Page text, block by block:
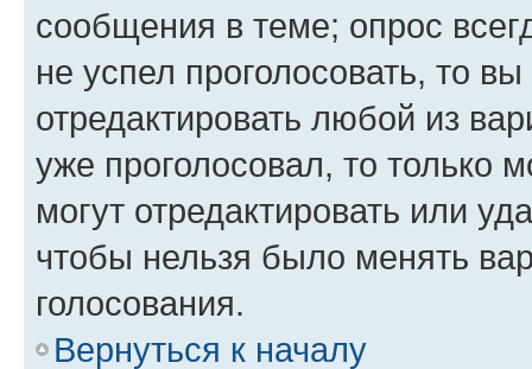
сообщения в теме; опрос
не успел проголосовать, то
отредактировать любой из
уже проголосовал, то только
могут отредактировать или
чтобы нельзя было менять
голосования.
Вернуться к началу